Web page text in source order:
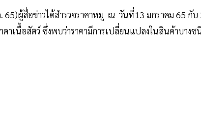
65)ผู้สื่อข่าวได้สำรวจราคาหมู ณ วันที่13 มกราคม 65 กั
คาเนื้อสัตว์ ซึ่งพบว่าราคามีการเปลี่ยนแปลงในสินค้าบาง